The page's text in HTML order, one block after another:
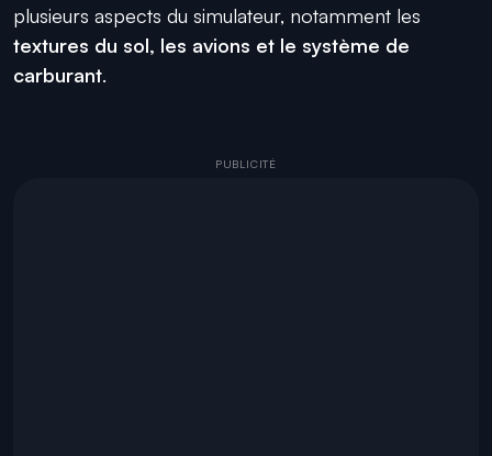
plusieurs aspects du simulateur, notamment les
textures du sol, les avions et le système de
carburant.